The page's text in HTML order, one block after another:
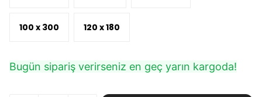
100 x 300 120 x 180
Bugün sipariş verirseniz en geç yarın kargoda!